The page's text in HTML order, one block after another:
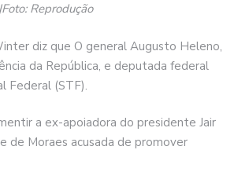
Reprodução
diz que O general Augusto Heleno,
da República, e deputada federal
Federal (STF).
a ex-apoiadora do presidente Jair
de Moraes acusada de promover